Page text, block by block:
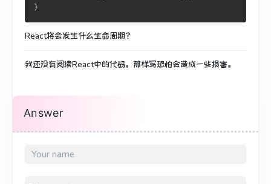
}
React将会发生什么生命周期？
我还没有阅读React中的代码。 那样写恐怕会造成一些损害。
Answer